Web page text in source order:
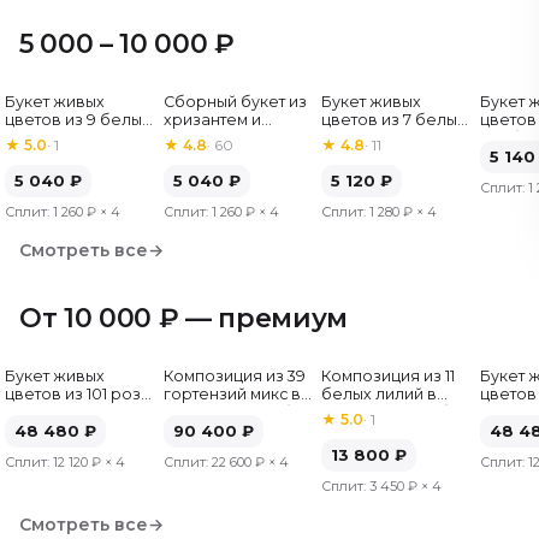
5 000 – 10 000 ₽
Букет живых
цветов из 9 белых
роз, Эквадор, 60
см
★ 5.0· 1
5 040 ₽
Сплит: 1 260 ₽ × 4
Хит
Сборный букет из
хризантем и
альстромерий
★ 4.8· 60
5 040 ₽
Сплит: 1 260 ₽× 4
Букет живых
цветов из 7 белых
хризантем
★4.8·11
5 120 ₽
Сплит:1 280 ₽ × 4
Букет
цветов
5 140
Сплит: 1
Смотреть все→
От 10 000 ₽ — премиум
Букет живых
цветов из 101 розы
см
48 480 ₽
Сплит: 12 120 ₽ × 4
Композиция из 39
гортензий микс в
90 400 ₽
Сплит: 22 600 ₽× 4
Композиция из 11
белых лилий в
шляпной коробке
★5.0·1
13 800 ₽
Сплит:3 450 ₽ × 4
Букет
цветов
см
48
Сплит:
Смотреть все→